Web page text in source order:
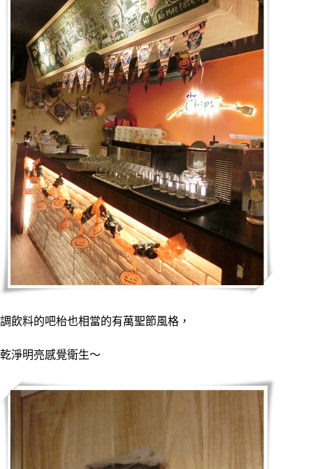
調飲料的吧枱也相當的有萬聖節風格，
乾淨明亮感覺衛生～